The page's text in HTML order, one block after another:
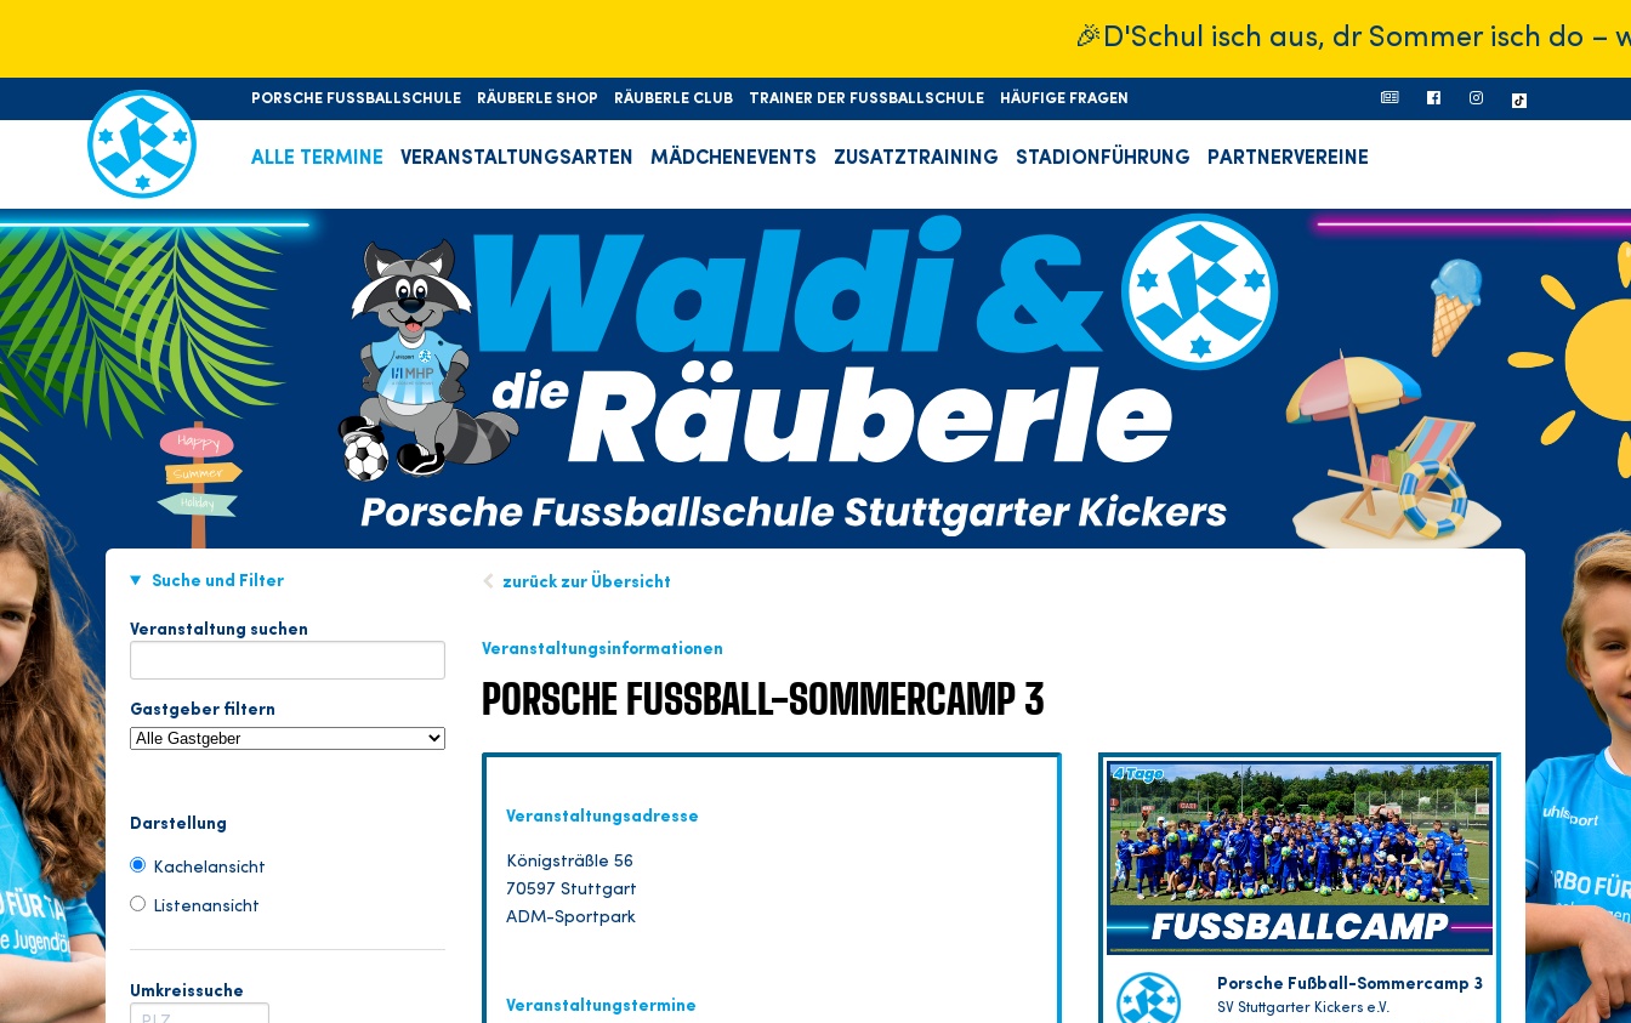
PORSCHE FUSSBALLSCHULE RÄUBERLE SHOP RÄUBERLE CLUB TRAINER DER FUSSBALLSCHULE HÄUFIGE FRAGEN
ALLE TERMINE VERANSTALTUNGSARTEN MÄDCHENEVENTS ZUSATZTRAINING STADIONFÜHRUNG PARTNERVEREINE
Suche und Filter
Veranstaltung suchen
Gastgeber filtern
Darstellung
Kachelansicht
Listenansicht
Umkreissuche
zurück zur Übersicht
Veranstaltungsinformationen
PORSCHE FUSSBALL-SOMMERCAMP 3
Veranstaltungsadresse
Königsträßle 56
70597 Stuttgart
ADM-Sportpark
Veranstaltungstermine
Porsche Fußball-Sommercamp 3
SV Stuttgarter Kickers e.V.
🎉D'Schul isch aus, dr Sommer isch do – was